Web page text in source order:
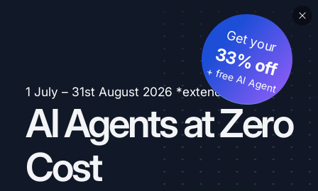
1 July – 31st August 2026 *extended
AI Agents at Zero
Cost
Get your
33% off
+ free AI Agent